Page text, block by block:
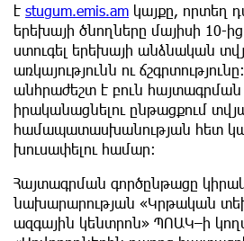
է stugum.emis.am կայքը, որտեղ
երեխայի ծնողները մայիսի 10-
ստուգել երեխայի անձնական
առկայությունն ու
անհրաժեշտ է բուն
իրականացնելու ընթացքում
համապատասխանության հետ
խուսափելու համար։
Հայտագրման գործընթացը
նախարարության «Կրթական
ազգային կենտրոն» ՊՈԱԿ–ի